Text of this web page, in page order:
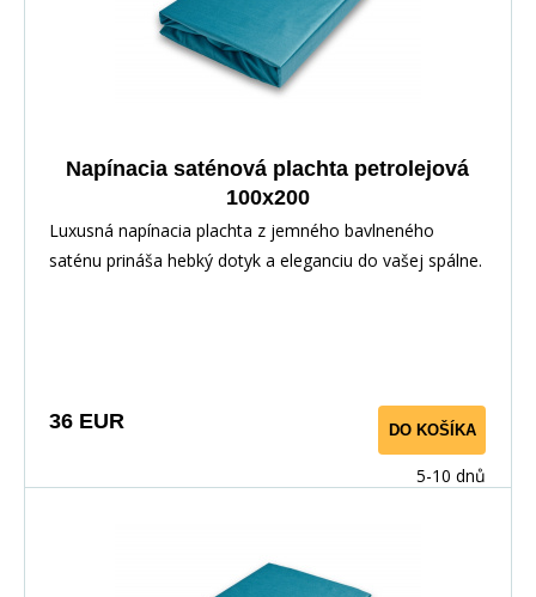
Napínacia saténová plachta petrolejová
100x200
Luxusná napínacia plachta z jemného bavlneného
saténu prináša hebký dotyk a eleganciu do vašej spálne.
36 EUR DO KOŠÍKA
5-10 dnů